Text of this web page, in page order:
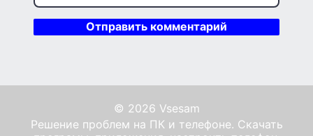
© 2026 Vsesam
Решение проблем на ПК и телефоне. Скачать